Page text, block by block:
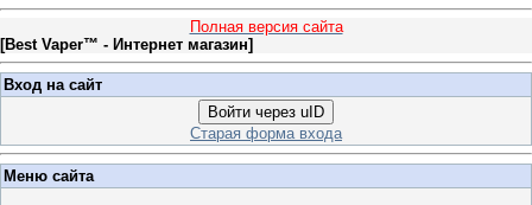
Полная версия сайта
[Best Vaper™ - Интернет магазин]
Вход на сайт
Войти через uID
Старая форма входа
Меню сайта